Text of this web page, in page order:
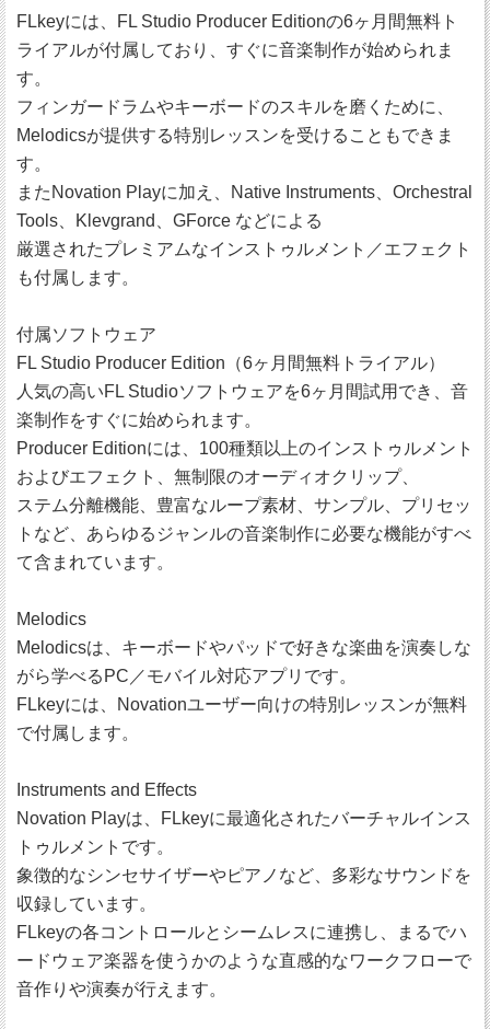
FLkeyには、FL Studio Producer Editionの6ヶ月間無料ト
ライアルが付属しており、すぐに音楽制作が始められま
す。
フィンガードラムやキーボードのスキルを磨くために、
Melodicsが提供する特別レッスンを受けることもできま
す。
またNovation Playに加え、Native Instruments、Orchestral
Tools、Klevgrand、GForce などによる
厳選されたプレミアムなインストゥルメント／エフェクト
も付属します。
付属ソフトウェア
FL Studio Producer Edition（6ヶ月間無料トライアル）
人気の高いFL Studioソフトウェアを6ヶ月間試用でき、音
楽制作をすぐに始められます。
Producer Editionには、100種類以上のインストゥルメント
およびエフェクト、無制限のオーディオクリップ、
ステム分離機能、豊富なループ素材、サンプル、プリセッ
トなど、あらゆるジャンルの音楽制作に必要な機能がすべ
て含まれています。
Melodics
Melodicsは、キーボードやパッドで好きな楽曲を演奏しな
がら学べるPC／モバイル対応アプリです。
FLkeyには、Novationユーザー向けの特別レッスンが無料
で付属します。
Instruments and Effects
Novation Playは、FLkeyに最適化されたバーチャルインス
トゥルメントです。
象徴的なシンセサイザーやピアノなど、多彩なサウンドを
収録しています。
FLkeyの各コントロールとシームレスに連携し、まるでハ
ードウェア楽器を使うかのような直感的なワークフローで
音作りや演奏が行えます。